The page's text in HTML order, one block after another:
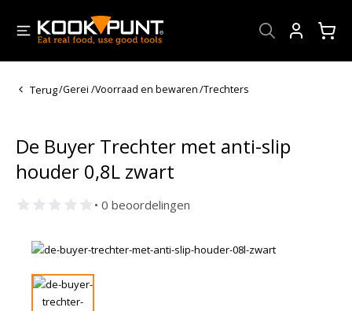
Terug/Gerei /Voorraad en bewaren/Trechters
De Buyer Trechter met anti-slip
houder 0,8L zwart
• 0 beoordelingen